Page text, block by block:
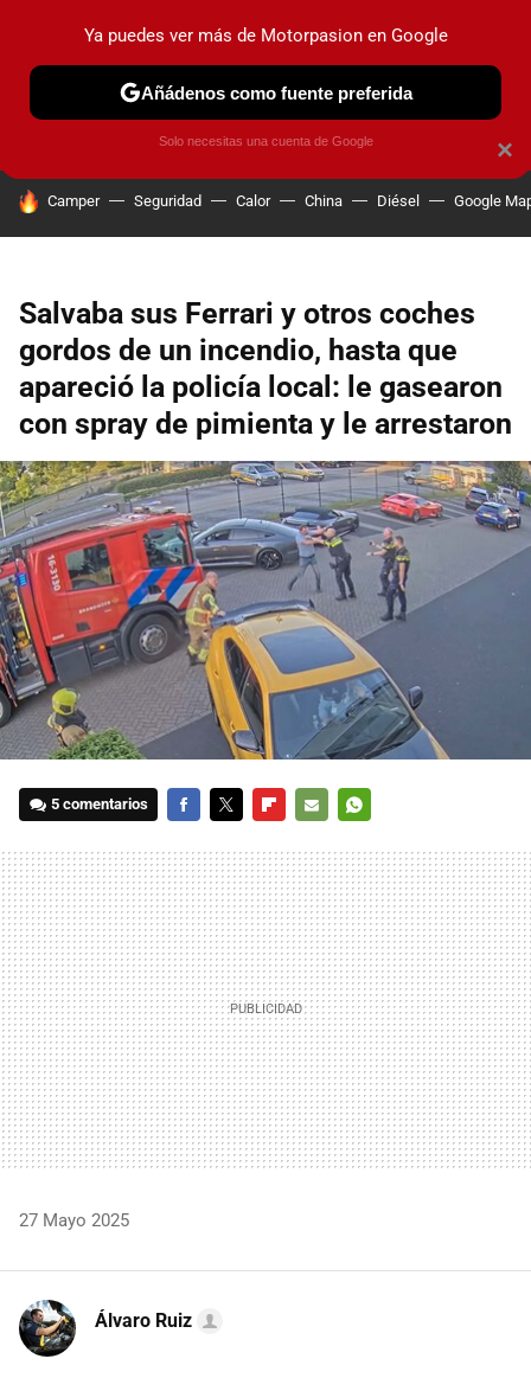
PRUEBAS COCHES ELÉCTRICOS OBSERVATORIO
HOY SE HABLA DE
Camper Seguridad Calor China Diésel Google
Salvaba sus Ferrari y otros coches
gordos de un incendio, hasta que
apareció la policía local: le gasearon
con spray de pimienta y le arrestaron
5 comentarios
MAIL
27 Mayo 2025
Álvaro Ruiz
×
Ya puedes ver más de Motorpasion en Google
Añádenos como fuente preferida
Solo necesitas una cuenta de Google